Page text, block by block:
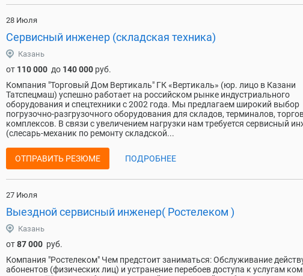
28 Июля
Сервисный инженер (складская техника)
Казань
от 110 000 до 140 000 руб.
Компания "Торговый Дом Вертикаль" ГК «Вертикаль» (юр. лицо в Казани
Татспецмаш) успешно работает на российском рынке индустриального
оборудования и спецтехники с 2002 года. Мы предлагаем широкий выбор
погрузочно-разгрузочного оборудования для складов, терминалов,
комплексов. В связи с увеличением нагрузки нам требуется сервисный
(слесарь-механик по ремонту складской...
ОТПРАВИТЬ РЕЗЮМЕ ПОДРОБНЕЕ
27 Июля
Выездной сервисный инженер( Ростелеком )
Казань
от87 000 руб.
Компания "Ростелеком" Чем предстоит заниматься: Обслуживание
абонентов (физических лиц) и устранение перебоев доступа к услугам